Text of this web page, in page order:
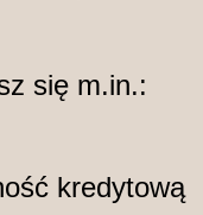
się m.in.:
kredytową